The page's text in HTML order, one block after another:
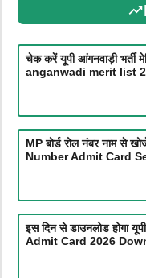
चेक करें यूपी आंगनवाड़ी भर्ती
anganwadi merit list
MP बोर्ड रोल नंबर नाम
Number Admit Card
इस दिन से डाउनलोड होगा
Admit Card 2026